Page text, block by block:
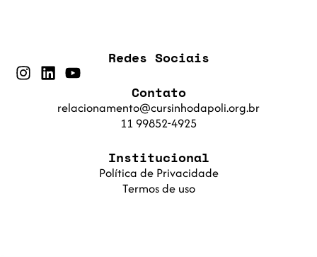
Institucional
Política de Privacidade
Termos de uso
Contato
relacionamento@cursinhodapoli.org.br
11 99852-4925
Redes Sociais